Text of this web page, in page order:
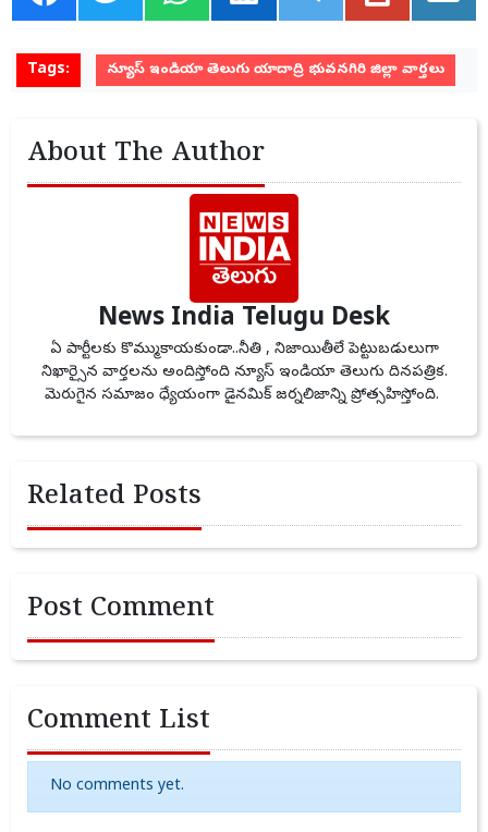
Tags: న్యూస్ ఇండియా తెలుగు యాదాద్రి భువనగిరి జిల్లా వార్తలు
About The Author
News India Telugu Desk
ఏ పార్టీలకు కొమ్ముకాయకుండా..నీతి , నిజాయితీలే పెట్టుబడులుగా
నిఖార్సైన వార్తలను అందిస్తోంది న్యూస్ ఇండియా తెలుగు దినపత్రిక.
మెరుగైన సమాజం ధ్యేయంగా డైనమిక్ జర్నలిజాన్ని ప్రోత్సహిస్తోంది.
Related Posts
Post Comment
Comment List
No comments yet.